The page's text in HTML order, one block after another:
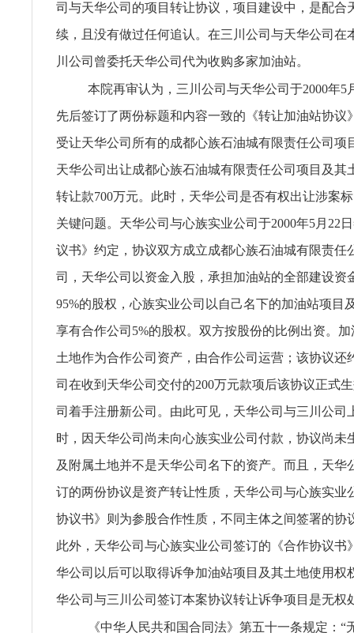
司与天华公司的项目转让协议，项目建设中，是配合
续，且没有做过任何追认。在三川公司与天华公司在
川公司曾委托天华公司代为收购多家加油站。
本院再审认为，三川公司与天华公司于2000年5
先后签订了两份标题和内容一致的《转让加油站协议
受让天华公司所有的成都心族石油城有限责任公司项
天华公司出让成都心族石油城有限责任公司项目及其
转让款700万元。此时，天华公司是否有权出让涉案
关键问题。天华公司与心族实业公司于2000年5月22
议书》约定，协议双方成立成都心族石油城有限责任
司，天华公司以资金入股，承担加油站的全部建设资
95%的股权，心族实业公司以自己名下的加油站项目
享有合作公司5%的股权。双方按股份的比例出资。
土地作为合作公司资产，由合作公司运营；该协议还
司在收到天华公司交付的200万元款项后该协议正式
司着手注册新公司。由此可见，天华公司与三川公司
时，因天华公司尚未向心族实业公司付款，协议尚未
及附属土地并不是天华公司名下的资产。而且，天华
订的两份协议是资产转让性质，天华公司与心族实业
协议书》则为参股合作性质，不同主体之间签署的协
此外，天华公司与心族实业公司签订的《合作协议书
华公司以后可以取得诉争加油站项目及其土地使用权
华公司与三川公司签订本案协议转让诉争项目是无权
《中华人民共和国合同法》第五十一条规定：“